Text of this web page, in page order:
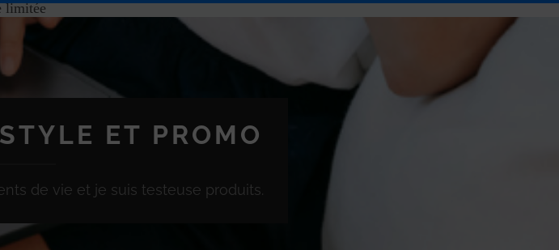
limitée
ET PROMO
de vie et je suis testeuse produits.